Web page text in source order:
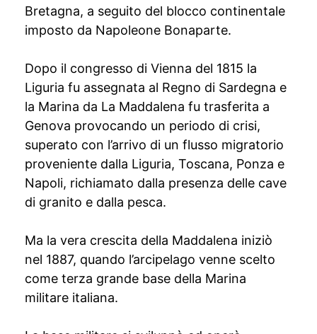
Bretagna, a seguito del blocco continentale
imposto da Napoleone Bonaparte.
Dopo il congresso di Vienna del 1815 la
Liguria fu assegnata al Regno di Sardegna e
la Marina da La Maddalena fu trasferita a
Genova provocando un periodo di crisi,
superato con l’arrivo di un flusso migratorio
proveniente dalla Liguria, Toscana, Ponza e
Napoli, richiamato dalla presenza delle cave
di granito e dalla pesca.
Ma la vera crescita della Maddalena iniziò
nel 1887, quando l’arcipelago venne scelto
come terza grande base della Marina
militare italiana.